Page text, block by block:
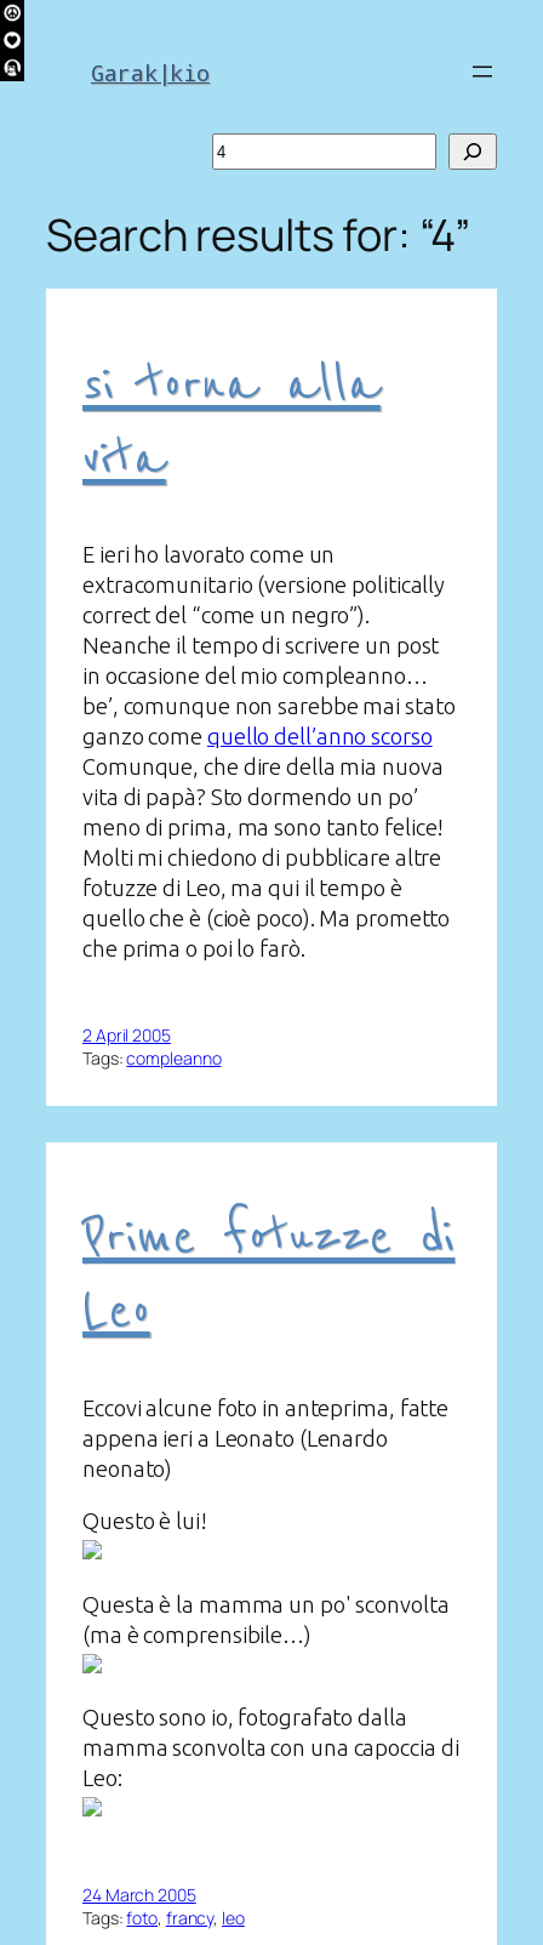
Skip
to
content Garak|kio
Search
Search results for: “4”
si torna alla
vita
E ieri ho lavorato come un
extracomunitario (versione politically
correct del “come un negro”).
Neanche il tempo di scrivere un post
in occasione del mio compleanno…
be’, comunque non sarebbe mai stato
ganzo come quello dell’anno scorso
Comunque, che dire della mia nuova
vita di papà? Sto dormendo un po’
meno di prima, ma sono tanto felice!
Molti mi chiedono di pubblicare altre
fotuzze di Leo, ma qui il tempo è
quello che è (cioè poco). Ma prometto
che prima o poi lo farò.
2 April 2005
Tags:compleanno
Prime fotuzze di
Leo
Eccovi alcune foto in anteprima, fatte
appena ieri a Leonato (Lenardo
neonato)
Questo è lui!
Questa è la mamma un po' sconvolta
(ma è comprensibile…)
Questo sono io, fotografato dalla
mamma sconvolta con una capoccia di
Leo:
24 March 2005
Tags:foto, francy, leo